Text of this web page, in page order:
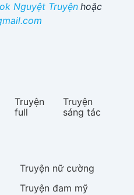
Nguyệt Truyện hoặc
Truyện
full
Truyện
sáng tác
Truyện nữ cường
Truyện đam mỹ